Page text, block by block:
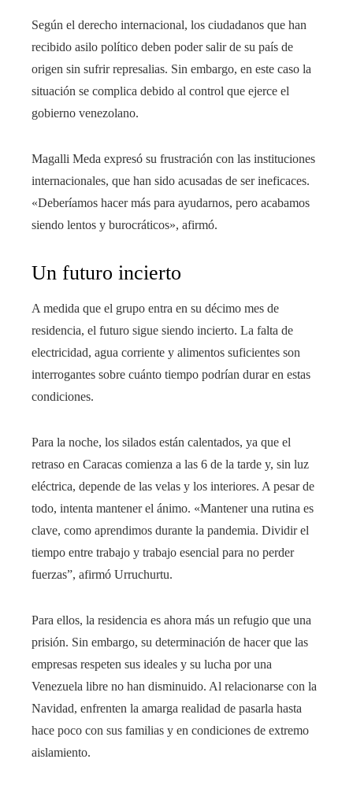
Según el derecho internacional, los ciudadanos que han
recibido asilo político deben poder salir de su país de
origen sin sufrir represalias. Sin embargo, en este caso la
situación se complica debido al control que ejerce el
gobierno venezolano.
Magalli Meda expresó su frustración con las instituciones
internacionales, que han sido acusadas de ser ineficaces.
«Deberíamos hacer más para ayudarnos, pero acabamos
siendo lentos y burocráticos», afirmó.
Un futuro incierto
A medida que el grupo entra en su décimo mes de
residencia, el futuro sigue siendo incierto. La falta de
electricidad, agua corriente y alimentos suficientes son
interrogantes sobre cuánto tiempo podrían durar en estas
condiciones.
Para la noche, los silados están calentados, ya que el
retraso en Caracas comienza a las 6 de la tarde y, sin luz
eléctrica, depende de las velas y los interiores. A pesar de
todo, intenta mantener el ánimo. «Mantener una rutina es
clave, como aprendimos durante la pandemia. Dividir el
tiempo entre trabajo y trabajo esencial para no perder
fuerzas”, afirmó Urruchurtu.
Para ellos, la residencia es ahora más un refugio que una
prisión. Sin embargo, su determinación de hacer que las
empresas respeten sus ideales y su lucha por una
Venezuela libre no han disminuido. Al relacionarse con la
Navidad, enfrenten la amarga realidad de pasarla hasta
hace poco con sus familias y en condiciones de extremo
aislamiento.